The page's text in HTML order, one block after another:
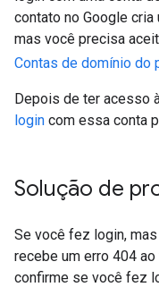
contato no Google
mas você precisa
Contas de domínio do
Depois de ter acesso
login com essa conta
Solução de
Se você fez login,
recebe um erro 404
confirme se você fez